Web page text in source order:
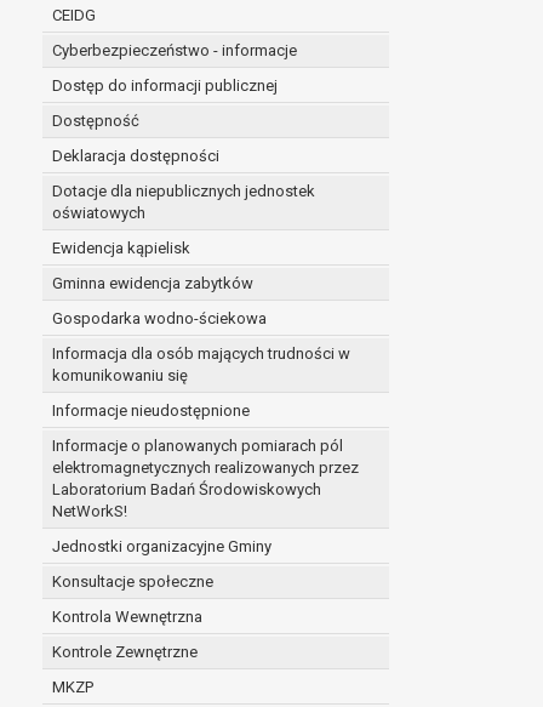
CEIDG
Cyberbezpieczeństwo - informacje
Dostęp do informacji publicznej
Dostępność
Deklaracja dostępności
Dotacje dla niepublicznych jednostek
oświatowych
Ewidencja kąpielisk
Gminna ewidencja zabytków
Gospodarka wodno-ściekowa
Informacja dla osób mających trudności w
komunikowaniu się
Informacje nieudostępnione
Informacje o planowanych pomiarach pól
elektromagnetycznych realizowanych przez
Laboratorium Badań Środowiskowych
NetWorkS!
Jednostki organizacyjne Gminy
Konsultacje społeczne
Kontrola Wewnętrzna
Kontrole Zewnętrzne
MKZP
administratorowi bądź
niezbędność przetwarzania do celów
Z przyczyn związanych z Pani/Pana
on istnienie ważnych prawnie uzasadnionych
ustalenia, dochodzenia lub obrony roszczeń.
W przypadku gdy przetwarzanie danych osobowych
prawo do cofnięcia tej zgody w dowolnym momencie.
Przysługuje Pani/Panu prawo wniesienia skargi do
Organem właściwym do wniesienia skargi jest Prezes
W zależności od sfery, w której przetwarzane są
Pani/Pana dane nie będą poddawane